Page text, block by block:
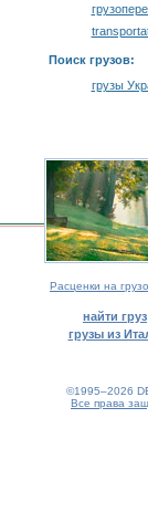
Поиск грузов:
грузы
Расценки на
найти груз
грузы из
©1995–2026
Все права